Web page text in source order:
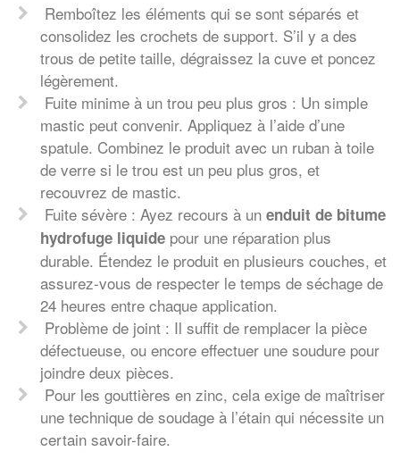
Remboîtez les éléments qui se sont séparés et
consolidez les crochets de support. S’il y a des
trous de petite taille, dégraissez la cuve et poncez
légèrement.
Fuite minime à un trou peu plus gros : Un simple
mastic peut convenir. Appliquez à l’aide d’une
spatule. Combinez le produit avec un ruban à toile
de verre si le trou est un peu plus gros, et
recouvrez de mastic.
Fuite sévère : Ayez recours à un enduit de bitume
hydrofuge liquide pour une réparation plus
durable. Étendez le produit en plusieurs couches, et
assurez-vous de respecter le temps de séchage de
24 heures entre chaque application.
Problème de joint : Il suffit de remplacer la pièce
défectueuse, ou encore effectuer une soudure pour
joindre deux pièces.
Pour les gouttières en zinc, cela exige de maîtriser
une technique de soudage à l’étain qui nécessite un
certain savoir-faire.